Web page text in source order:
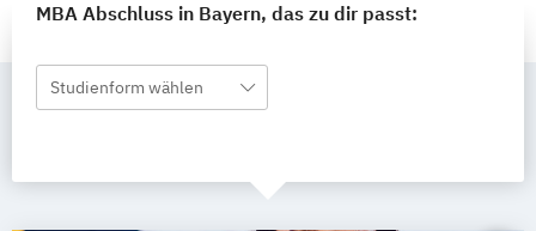
MBA Abschluss in Bayern, das zu dir passt:
Studienform wählen